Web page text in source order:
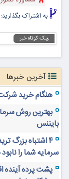
به اشتراک بگذارید:
لینک کوتاه خبر:
آخرین خبرها
هنگام خرید
بهترین روش
بایننس
۴ اشتباه بزرگ
سرمایه شما را